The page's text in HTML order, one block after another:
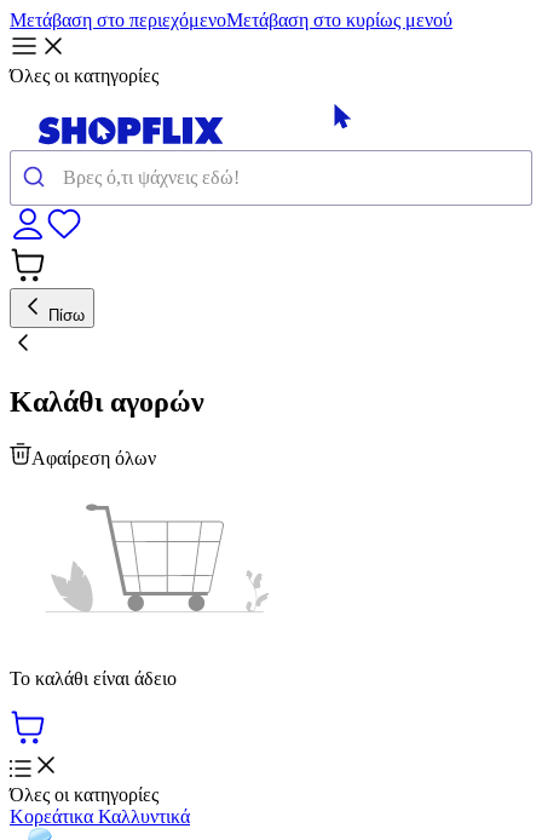
Μετάβαση στο περιεχόμενοΜετάβαση στο κυρίως μενού
Όλες οι κατηγορίες
Πίσω
Καλάθι αγορών
Αφαίρεση όλων
Το καλάθι είναι άδειο
Όλες οι κατηγορίες
Κορεάτικα Καλλυντικά